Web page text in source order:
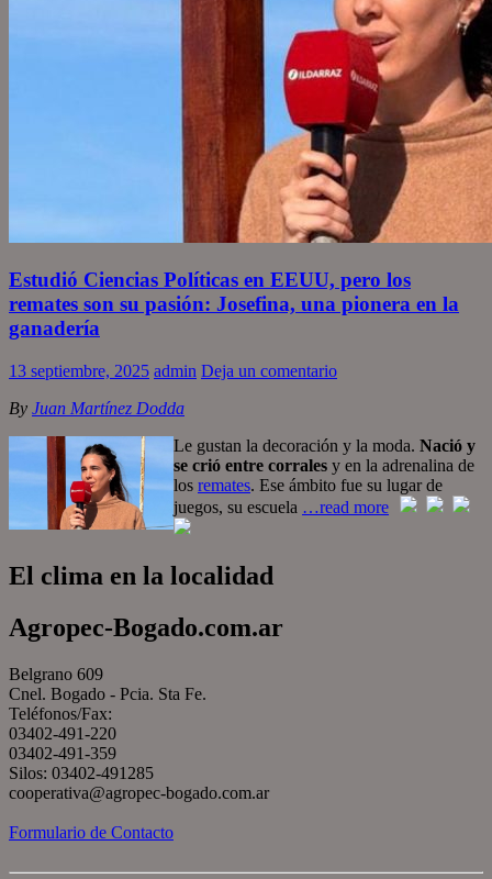
Estudió Ciencias Políticas en EEUU, pero los
remates son su pasión: Josefina, una pionera en la
ganadería
13 septiembre, 2025 admin Deja un comentario
By Juan Martínez Dodda
Le gustan la decoración y la moda. Nació y
se crió entre corrales y en la adrenalina de
los remates. Ese ámbito fue su lugar de
juegos, su escuela …read more
El clima en la localidad
Agropec-Bogado.com.ar
Belgrano 609
Cnel. Bogado - Pcia. Sta Fe.
Teléfonos/Fax:
03402-491-220
03402-491-359
Silos: 03402-491285
cooperativa@agropec-bogado.com.ar
Formulario de Contacto